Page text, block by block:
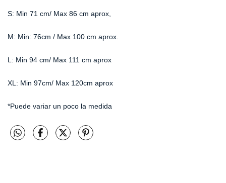
S: Min 71 cm/ Max 86 cm aprox,
M: Min: 76cm / Max 100 cm aprox.
L: Min 94 cm/ Max 111 cm aprox
XL: Min 97cm/ Max 120cm aprox
*Puede variar un poco la medida